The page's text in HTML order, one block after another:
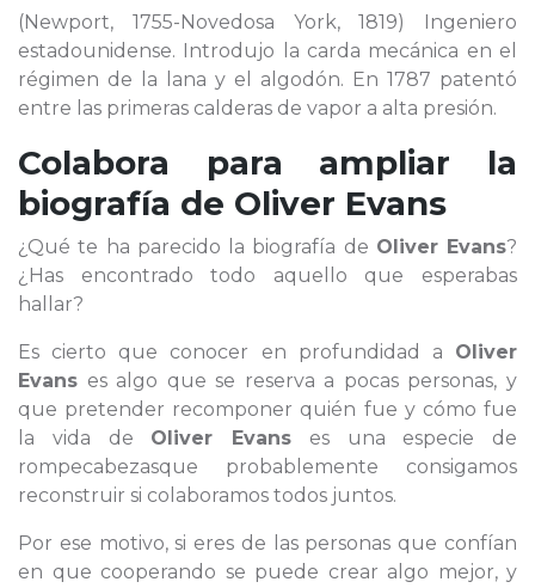
(Newport, 1755-Novedosa York, 1819) Ingeniero
estadounidense. Introdujo la carda mecánica en el
régimen de la lana y el algodón. En 1787 patentó
entre las primeras calderas de vapor a alta presión.
Colabora para ampliar la
biografía de Oliver Evans
¿Qué te ha parecido la biografía de Oliver Evans?
¿Has encontrado todo aquello que esperabas
hallar?
Es cierto que conocer en profundidad a Oliver
Evans es algo que se reserva a pocas personas, y
que pretender recomponer quién fue y cómo fue
la vida de Oliver Evans es una especie de
rompecabezasque probablemente consigamos
reconstruir si colaboramos todos juntos.
Por ese motivo, si eres de las personas que confían
en que cooperando se puede crear algo mejor, y